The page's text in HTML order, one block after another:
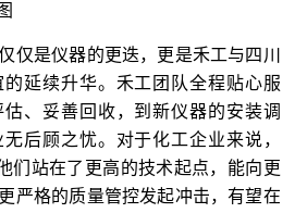
仅是仪器的更迭，更是禾工与四川
延续升华。禾工团队全程贴心服
、妥善回收，到新仪器的安装调
后顾之忧。对于化工企业来说，
们站在了更高的技术起点，能向更
严格的质量管控发起冲击，有望在